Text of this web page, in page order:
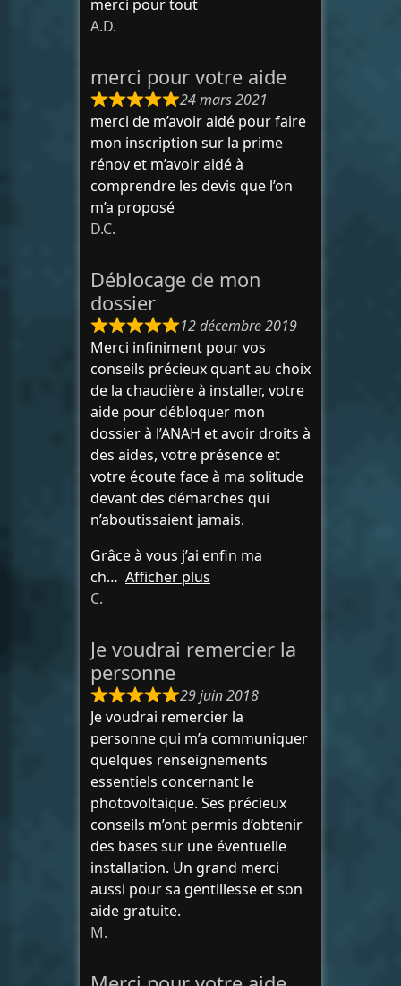
merci pour tout
A.D.
merci pour votre aide
24 mars 2021
merci de m’avoir aidé pour faire
mon inscription sur la prime
rénov et m’avoir aidé à
comprendre les devis que l’on
m’a proposé
D.C.
Déblocage de mon
dossier
12 décembre 2019
Merci infiniment pour vos
conseils précieux quant au choix
de la chaudière à installer, votre
aide pour débloquer mon
dossier à l’ANAH et avoir droits à
des aides, votre présence et
votre écoute face à ma solitude
devant des démarches qui
n’aboutissaient jamais.
Grâce à vous j’ai enfin ma
ch
Afficher plus
C.
Je voudrai remercier la
personne
29 juin 2018
Je voudrai remercier la
personne qui m’a communiquer
quelques renseignements
essentiels concernant le
photovoltaique. Ses précieux
conseils m’ont permis d’obtenir
des bases sur une éventuelle
installation. Un grand merci
aussi pour sa gentillesse et son
aide gratuite.
M.